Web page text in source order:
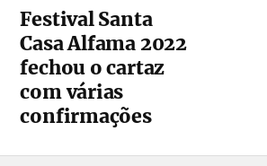
Festival Santa
Casa Alfama 2022
fechou o cartaz
com várias
confirmações